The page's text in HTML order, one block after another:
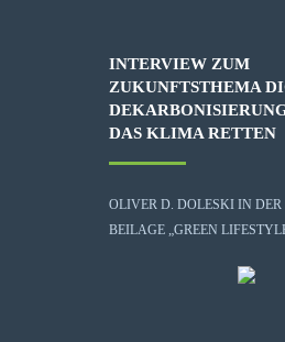
INTERVIEW ZUM
ZUKUNFTSTHEMA
DAS KLIMA RETTEN
OLIVER D. DOLESKI IN DER
BEILAGE „GREEN